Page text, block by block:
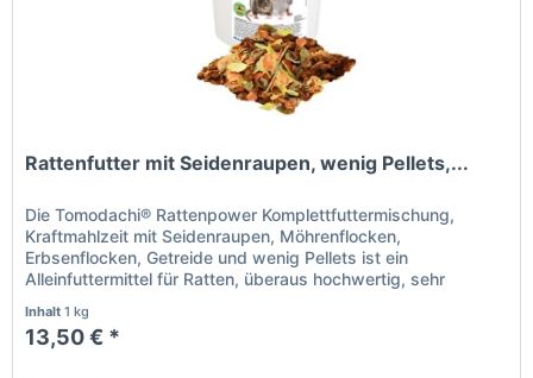
Rattenfutter mit Seidenraupen, wenig Pellets,...
Die Tomodachi® Rattenpower Komplettfuttermischung,
Kraftmahlzeit mit Seidenraupen, Möhrenflocken,
Erbsenflocken, Getreide und wenig Pellets ist ein
Alleinfuttermittel für Ratten, überaus hochwertig, sehr
Inhalt1 kg
13,50 € *